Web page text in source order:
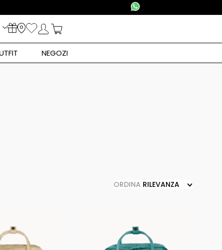
CONSEGNA IN 24/48H IN TUTTA ITALIA
NEGOZI
ORDINA RILEVANZA